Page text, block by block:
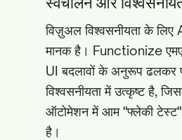
विज़ुअल विश्वसनीयता के
मानक है। Functionize
UI बदलावों के अनुरूप
विश्वसनीयता में उत्कृष्ट है,
ऑटोमेशन में आम "फ्लेकी टेस्ट"
है।